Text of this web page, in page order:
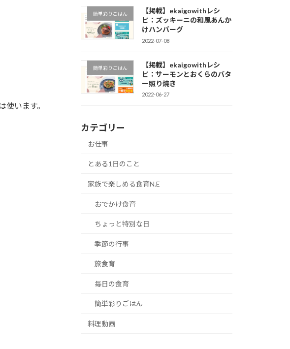
います。
簡単彩りごはん
【掲載】ekaigowithレシ
ピ：ズッキーニの和風あんか
けハンバーグ
2022-07-08
簡単彩りごはん
【掲載】ekaigowithレシ
ピ：サーモンとおくらのバタ
ー照り焼き
2022-06-27
カテゴリー
お仕事
とある1日のこと
家族で楽しめる食育N.E
おでかけ食育
ちょっと特別な日
季節の行事
旅食育
毎日の食育
簡単彩りごはん
料理動画